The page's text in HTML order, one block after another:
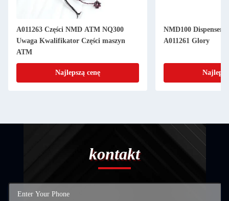
A011263 Części NMD ATM NQ300
Uwaga Kwalifikator Części maszyn
ATM
Najlepszą cenę
NMD100 Dispenser
A011261 Glory
kontakt